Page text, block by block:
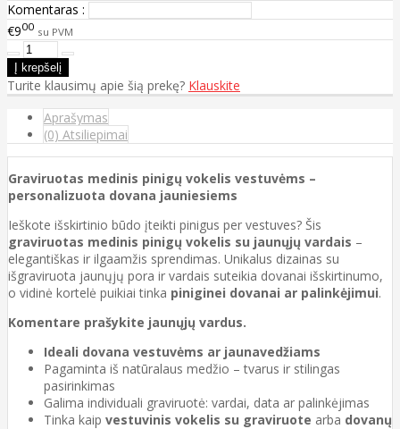
Komentaras :
€900 su PVM
Turite klausimų apie šią prekę? Klauskite
Aprašymas
(0) Atsiliepimai
Graviruotas medinis pinigų vokelis vestuvėms –
personalizuota dovana jauniesiems
Ieškote išskirtinio būdo įteikti pinigus per vestuves? Šis
graviruotas medinis pinigų vokelis su jaunųjų vardais –
elegantiškas ir ilgaamžis sprendimas. Unikalus dizainas su
išgraviruota jaunųjų pora ir vardais suteikia dovanai išskirtinumo,
o vidinė kortelė puikiai tinka piniginei dovanai ar palinkėjimui.
Komentare prašykite jaunųjų vardus.
Ideali dovana vestuvėms ar jaunavedžiams
Pagaminta iš natūralaus medžio – tvarus ir stilingas
pasirinkimas
Galima individuali graviruotė: vardai, data ar palinkėjimas
Tinka kaip vestuvinis vokelis su graviruote arba dovanų